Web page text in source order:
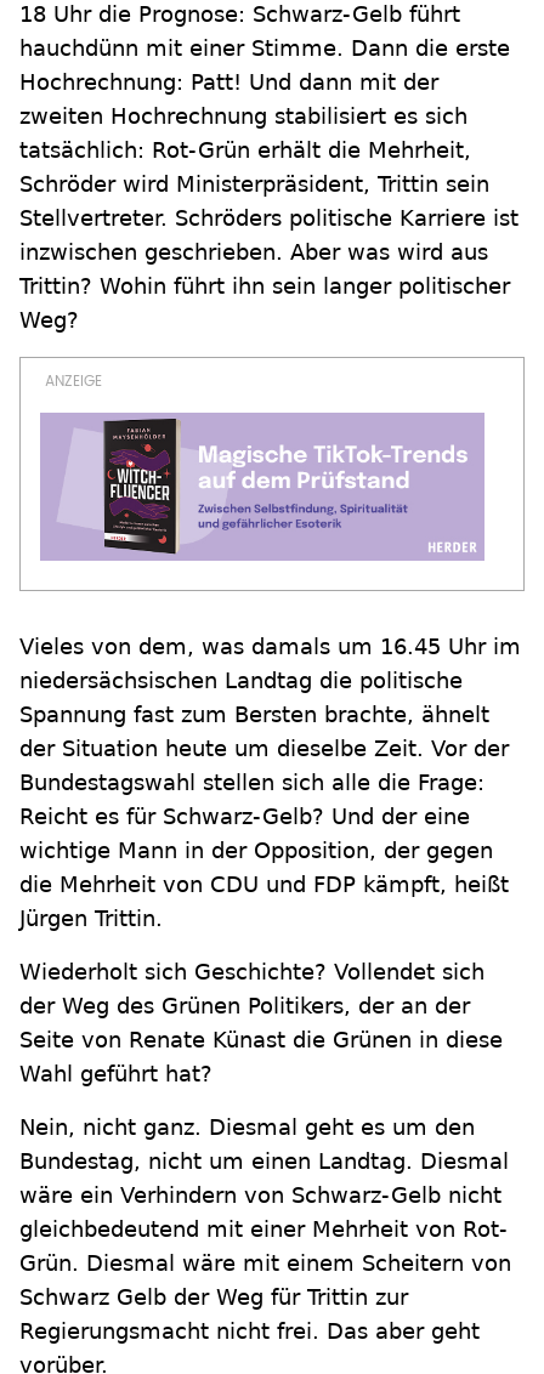
18 Uhr die Prognose: Schwarz-Gelb führt
hauchdünn mit einer Stimme. Dann die erste
Hochrechnung: Patt! Und dann mit der
zweiten Hochrechnung stabilisiert es sich
tatsächlich: Rot-Grün erhält die Mehrheit,
Schröder wird Ministerpräsident, Trittin sein
Stellvertreter. Schröders politische Karriere ist
inzwischen geschrieben. Aber was wird aus
Trittin? Wohin führt ihn sein langer politischer
Weg?
Vieles von dem, was damals um 16.45 Uhr im
niedersächsischen Landtag die politische
Spannung fast zum Bersten brachte, ähnelt
der Situation heute um dieselbe Zeit. Vor der
Bundestagswahl stellen sich alle die Frage:
Reicht es für Schwarz-Gelb? Und der eine
wichtige Mann in der Opposition, der gegen
die Mehrheit von CDU und FDP kämpft, heißt
Jürgen Trittin.
Wiederholt sich Geschichte? Vollendet sich
der Weg des Grünen Politikers, der an der
Seite von Renate Künast die Grünen in diese
Wahl geführt hat?
Nein, nicht ganz. Diesmal geht es um den
Bundestag, nicht um einen Landtag. Diesmal
wäre ein Verhindern von Schwarz-Gelb nicht
gleichbedeutend mit einer Mehrheit von Rot-
Grün. Diesmal wäre mit einem Scheitern von
Schwarz Gelb der Weg für Trittin zur
Regierungsmacht nicht frei. Das aber geht
vorüber.